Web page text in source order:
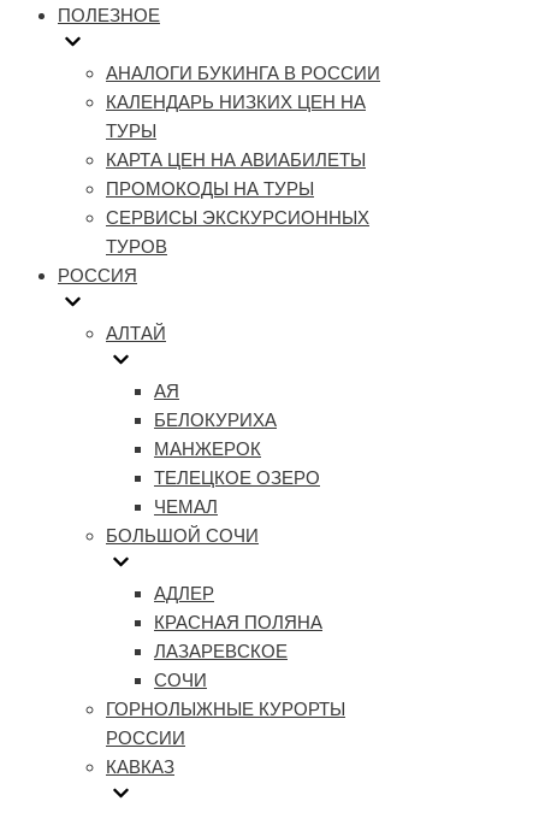
ПОЛЕЗНОЕ
АНАЛОГИ БУКИНГА В РОССИИ
КАЛЕНДАРЬ НИЗКИХ ЦЕН НА
ТУРЫ
КАРТА ЦЕН НА АВИАБИЛЕТЫ
ПРОМОКОДЫ НА ТУРЫ
СЕРВИСЫ ЭКСКУРСИОННЫХ
ТУРОВ
РОССИЯ
АЛТАЙ
АЯ
БЕЛОКУРИХА
МАНЖЕРОК
ТЕЛЕЦКОЕ ОЗЕРО
ЧЕМАЛ
БОЛЬШОЙ СОЧИ
АДЛЕР
КРАСНАЯ ПОЛЯНА
ЛАЗАРЕВСКОЕ
СОЧИ
ГОРНОЛЫЖНЫЕ КУРОРТЫ
РОССИИ
КАВКАЗ